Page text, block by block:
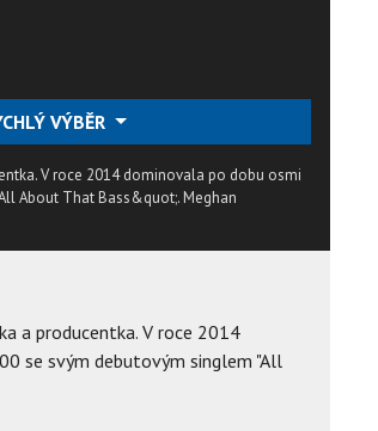
VÝBĚR
V roce 2014 dominovala po dobu osmi
About That Bass&quot;. Meghan
a producentka. V roce 2014
se svým debutovým singlem "All